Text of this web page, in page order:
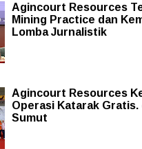
Agincourt Resources
Mining Practice dan
Lomba Jurnalistik
Agincourt Resources
Operasi Katarak Gratis.
Sumut